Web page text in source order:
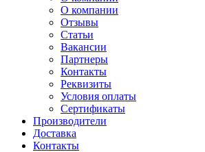
О компании
Отзывы
Статьи
Вакансии
Партнеры
Контакты
Реквизиты
Условия оплаты
Сертификаты
Производители
Доставка
Контакты